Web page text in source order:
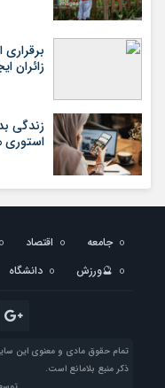
زائران
زندگی
استوری
جامعه اقتصاد
🔮ورزش
دانشگاه
تمام حقوق مادی و معنوی این
ذکر منبع بلامانع است.